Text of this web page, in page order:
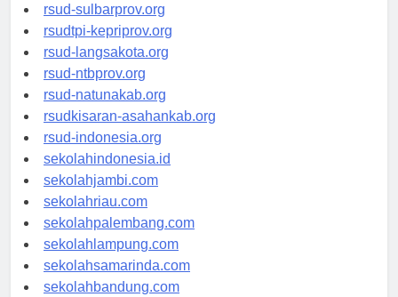
rsud-sulbarprov.org
rsudtpi-kepriprov.org
rsud-langsakota.org
rsud-ntbprov.org
rsud-natunakab.org
rsudkisaran-asahankab.org
rsud-indonesia.org
sekolahindonesia.id
sekolahjambi.com
sekolahriau.com
sekolahpalembang.com
sekolahlampung.com
sekolahsamarinda.com
sekolahbandung.com